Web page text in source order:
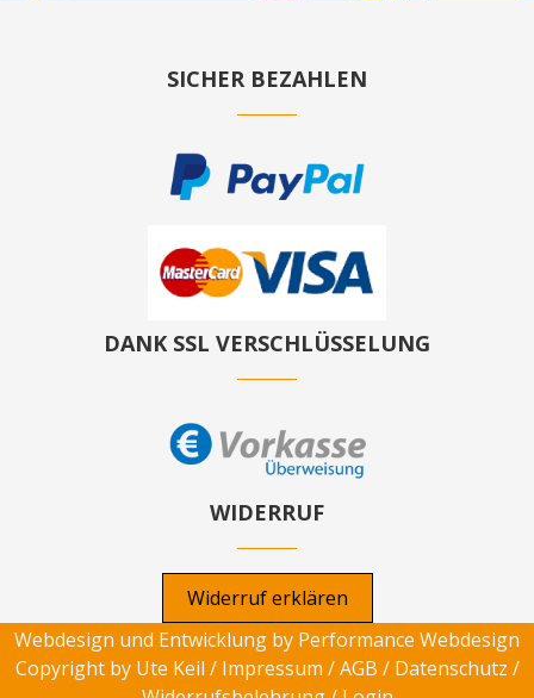
SICHER BEZAHLEN
DANK SSL VERSCHLÜSSELUNG
WIDERRUF
Widerruf erklären
Webdesign und Entwicklung by Performance Webdesign
Copyright by Ute Keil / Impressum /AGB / Datenschutz /